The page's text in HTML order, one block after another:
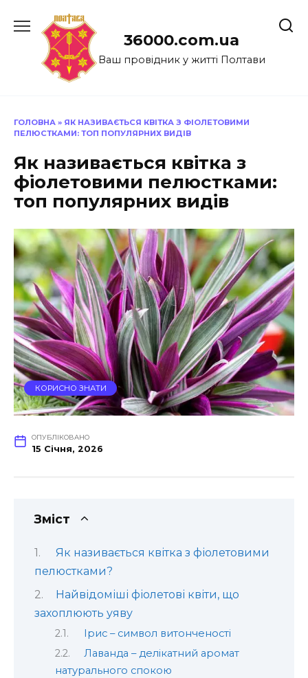
до
36000.com.ua
Ваш провідник у житті Полтави
ГОЛОВНА » ЯК НАЗИВАЄТЬСЯ КВІТКА З ФІОЛЕТОВИМИ
ПЕЛЮСТКАМИ: ТОП ПОПУЛЯРНИХ ВИДІВ
Як називається квітка з
фіолетовими пелюстками:
топ популярних видів
КОРИСНО ЗНАТИ
ОПУБЛІКОВАНО
15 Січня, 2026
Зміст
Як називається квітка з фіолетовими
пелюстками?
Найвідоміші фіолетові квіти, що
захоплюють уяву
Ірис – символ витонченості
Лаванда – делікатний аромат
натурального спокою